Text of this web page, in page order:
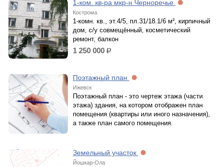
1-ком. кв-ра мкр-н Черноречье
Кострома
1-комн. кв., эт.4/5, пл.31/18.1/6 м², кирпичный
дом, с/у совмещённый, косметический
ремонт, балкон
1 250 000 р.
Поэтажный план
Ижевск
Поэтажный план - это чертеж этажа (части
этажа) здания, на котором отображен план
помещения (квартиры или иного назначения),
а также план самого помещения.
Земельный участок
Йошкар-Ола